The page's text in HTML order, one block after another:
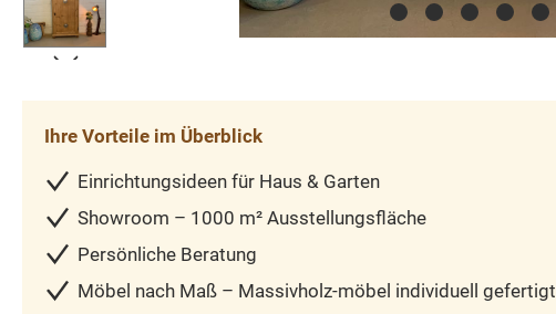
Ihre Vorteile im Überblick
Einrichtungsideen für Haus & Garten
Showroom – 1000 m² Ausstellungsfläche
Persönliche Beratung
Möbel nach Maß – Massivholz-möbel individuell gefertigt